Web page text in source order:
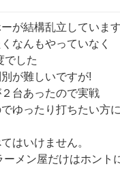
が結構乱立していま
なんもやっていなく
でした
が難しいですが!
台あったので実戦
ゆったり打ちたい方
はいけません。
ーメン屋だけはホン